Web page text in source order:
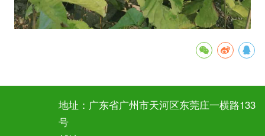
地址：广东省广州市天河区东莞庄一横路133
号